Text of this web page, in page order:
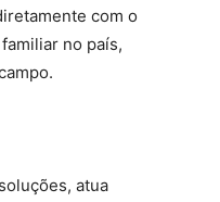
com o
no país,
atua